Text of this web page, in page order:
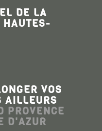
DE LA
HAUTES-
VOS
AILLEURS
PROVENCE
D'AZUR